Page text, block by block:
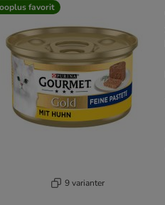
favorit
9 varianter